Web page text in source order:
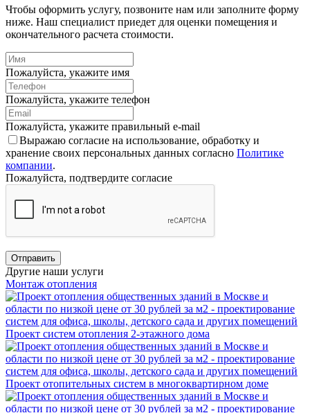
Чтобы оформить услугу, позвоните нам или заполните форму
ниже. Наш специалист приедет для оценки помещения и
окончательного расчета стоимости.
Пожалуйста, укажите имя
Пожалуйста, укажите телефон
Пожалуйста, укажите правильный e-mail
Выражаю согласие на использование, обработку и
хранение своих персональных данных согласно Политике
компании.
Пожалуйста, подтвердите согласие
Отправить
Другие наши услуги
Монтаж отопления
Проект систем отопления 2-этажного дома
Проект отопительных систем в многоквартирном доме